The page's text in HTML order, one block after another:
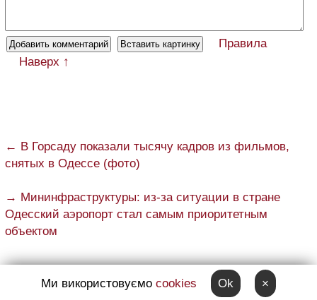
Правила
Наверх ↑
← В Горсаду показали тысячу кадров из фильмов,
снятых в Одессе (фото)
→ Мининфраструктуры: из-за ситуации в стране
Одесский аэропорт стал самым приоритетным
объектом
Ми використовуємо cookies Ok ×